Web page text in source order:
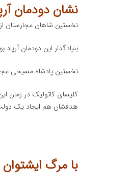
نشان دودمان
نخستین شاهان مجارستان از
بنیادگذار این دودمان آرپاد بود که
نخستین پادشاه مسیحی
کلیسای کاتولیک در زمان
هدفشان هم ایجاد یک
با مرگ